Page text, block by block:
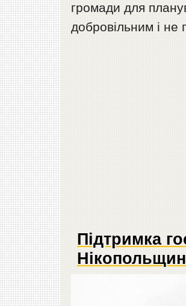
громади для
добровільним і не
Підтримка